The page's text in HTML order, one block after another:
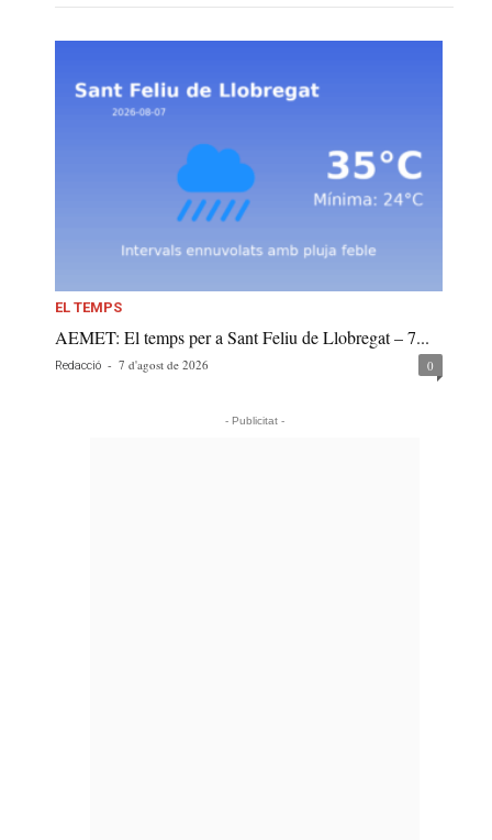
EL TEMPS
AEMET: El temps per a Sant Feliu de Llobregat – 7...
Redacció - 7 d'agost de 2026 0
- Publicitat -